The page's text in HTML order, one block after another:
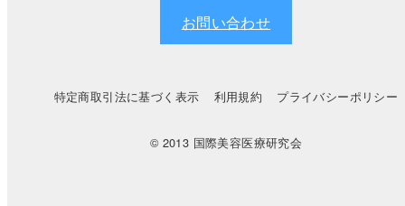
お問い合わせ
特定商取引法に基づく表示 利用規約 プライバシーポリシー
© 2013 国際美容医療研究会